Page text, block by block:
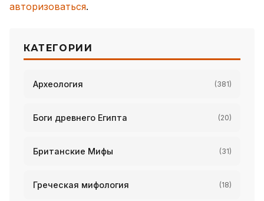
авторизоваться.
КАТЕГОРИИ
Археология (381)
Боги древнего Египта (20)
Британские Мифы (31)
Греческая мифология (18)